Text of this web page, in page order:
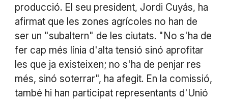
producció. El seu president, Jordi Cuyás, ha
afirmat que les zones agrícoles no han de
ser un "subaltern" de les ciutats. "No s'ha de
fer cap més línia d'alta tensió sinó aprofitar
les que ja existeixen; no s'ha de penjar res
més, sinó soterrar", ha afegit. En la comissió,
també hi han participat representants d'Unió